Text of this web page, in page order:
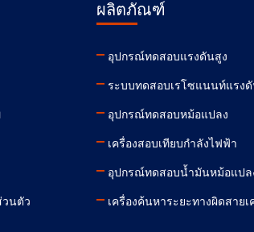
วนตัว
ผลิตภัณฑ์
อุปกรณ์ทดสอบแรงดันสูง
ระบบทดสอบเรโซแนนท์แรง
อุปกรณ์ทดสอบหม้อแปลง
เครื่องสอบเทียบกำลังไฟฟ้า
อุปกรณ์ทดสอบน้ำมันหม้อแปล
เครื่องค้นหาระยะทางผิดสาย